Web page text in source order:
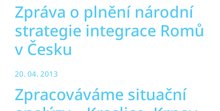
Zpráva o plnění národní
strategie integrace Romů
v Česku
20. 04. 2013
Zpracováváme situační